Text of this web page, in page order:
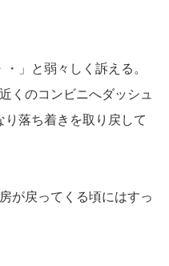
」と弱々しく訴える。
くのコンビニへダッシュ
り落ち着きを取り戻して
が戻ってくる頃にはすっ